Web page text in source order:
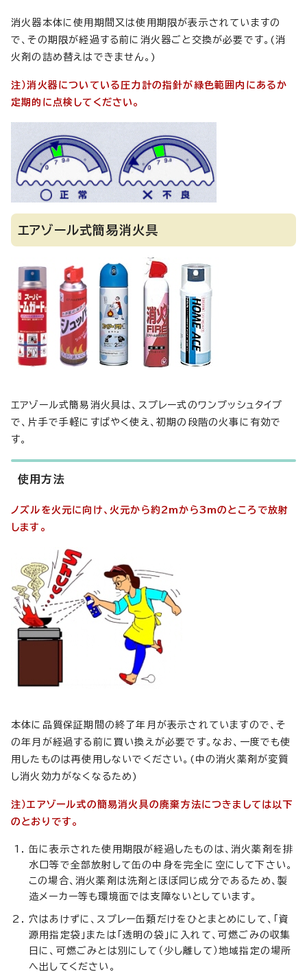
消火器本体に使用期間又は使用期限が表示されていますの
で、その期限が経過する前に消火器ごと交換が必要です。(消
火剤の詰め替えはできません。)
注）消火器についている圧力計の指針が緑色範囲内にあるか
定期的に点検してください。
エアゾール式簡易消火具
エアゾール式簡易消火具は、スプレー式のワンプッシュタイプ
で、片手で手軽にすばやく使え、初期の段階の火事に有効で
す。
使用方法
ノズルを火元に向け、火元から約2mから3mのところで放射
します。
本体に品質保証期間の終了年月が表示されていますので、そ
の年月が経過する前に買い換えが必要です。なお、一度でも使
用したものは再使用しないでください。(中の消火薬剤が変質
し消火効力がなくなるため)
注）エアゾール式の簡易消火具の廃棄方法につきましては以下
のとおりです。
缶に表示された使用期限が経過したものは、消火薬剤を排
水口等で全部放射して缶の中身を完全に空にして下さい。
この場合、消火薬剤は洗剤とほぼ同じ成分であるため、製
造メーカー等も環境面では支障ないとしています。
穴はあけずに、スプレー缶類だけをひとまとめにして、「資
源用指定袋」または「透明の袋」に入れて、可燃ごみの収集
日に、可燃ごみとは別にして（少し離して）地域指定の場所
へ出してください。